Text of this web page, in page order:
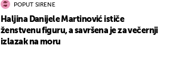
POPUT SIRENE
Haljina Danijele Martinović ističe
ženstvenu figuru, a savršena je za večernji
izlazak na moru